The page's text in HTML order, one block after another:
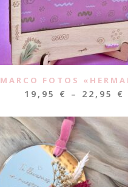
MARCO FOTOS
19,95 € – 22,95 €